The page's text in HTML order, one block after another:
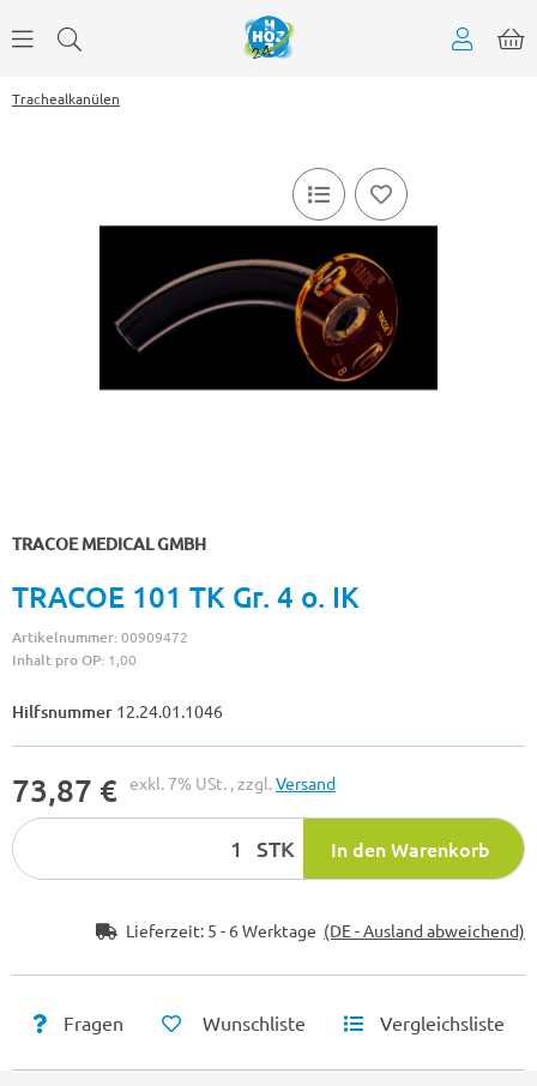
Trachealkanülen
TRACOE MEDICAL GMBH
TRACOE 101 TK Gr. 4 o. IK
Artikelnummer:00909472
Inhalt pro OP: 1,00
Hilfsnummer 12.24.01.1046
73,87 € exkl. 7% USt. , zzgl.Versand
STK In den Warenkorb
Lieferzeit: 5 - 6 Werktage (DE - Ausland abweichend)
Fragen Wunschliste Vergleichsliste